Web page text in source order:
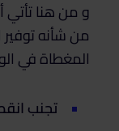
و من هنا تأتي
من شأنه توفير
المغطاة في
تجنب